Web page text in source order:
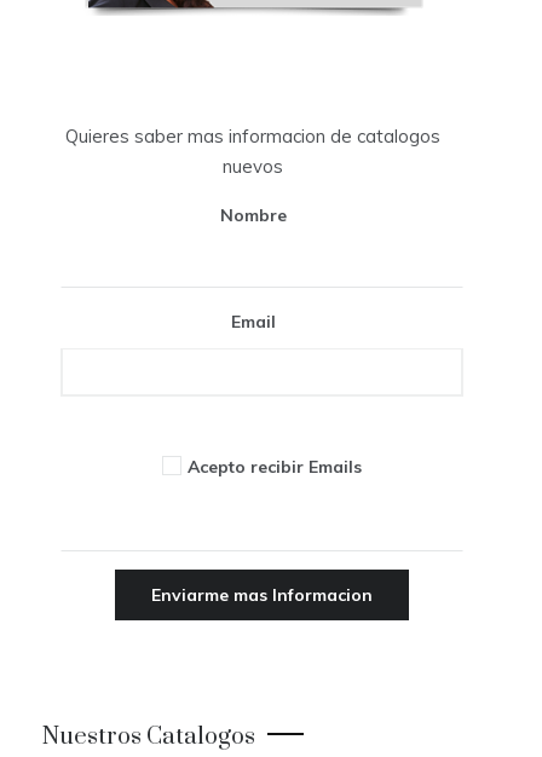
Quieres saber mas informacion de catalogos
nuevos
Nombre
Email
Acepto recibir Emails
Nuestros Catalogos